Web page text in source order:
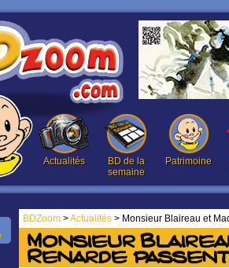
Actualités
BD de la
semaine
Patrimoine
BDZoom >Actualités > Monsieur Blaireau et
Monsieur
Renarde